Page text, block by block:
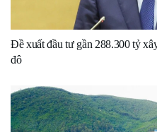
Đề xuất đầu tư gần 288.300 tỷ
đô